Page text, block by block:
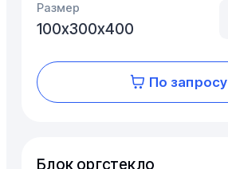
Размер
100х300х400
По запросу
Блок оргстекло